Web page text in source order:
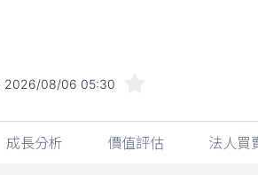
2026/08/06 05:30
成長分析 價值評估 法人買